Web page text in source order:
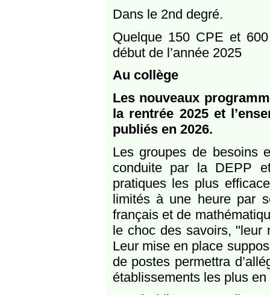
Dans le 2nd degré.
Quelque 150 CPE et
début de l’année 2025
Au collège
Les nouveaux
la rentrée 2025 et
publiés en 2026.
Les groupes de besoins
conduite par la DEPP et
pratiques les plus
limités à une heure par
français et de
le choc des savoirs, "leur
Leur mise en place
de postes permettra
établissements les plus